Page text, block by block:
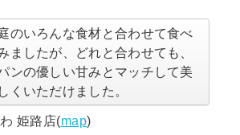
のいろんな食材と合わせて食べ
ましたが、どれと合わせても、
ンの優しい甘みとマッチして美
くいただけました。
姫路店(map)